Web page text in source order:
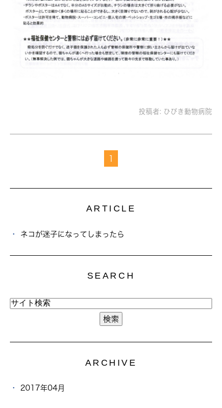
投稿者: ひびき動物病院
1
ARTICLE
ネコが迷子になってしまったら
SEARCH
ARCHIVE
2017年04月